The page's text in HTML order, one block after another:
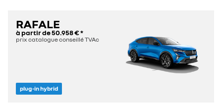
RAFALE
à partir de50.958 €*
prix catalogue conseillé TVAc
plug-in hybrid